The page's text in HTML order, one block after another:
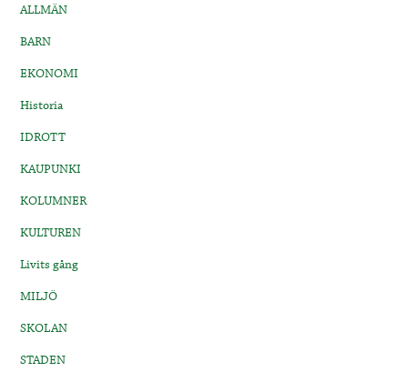
ALLMÄN
BARN
EKONOMI
Historia
IDROTT
KAUPUNKI
KOLUMNER
KULTUREN
Livits gång
MILJÖ
SKOLAN
STADEN